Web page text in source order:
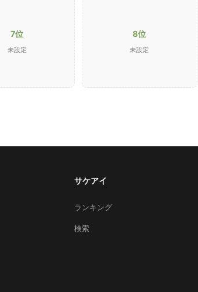
7位
未設定
8位
未設定
サケアイ
ランキング
検索